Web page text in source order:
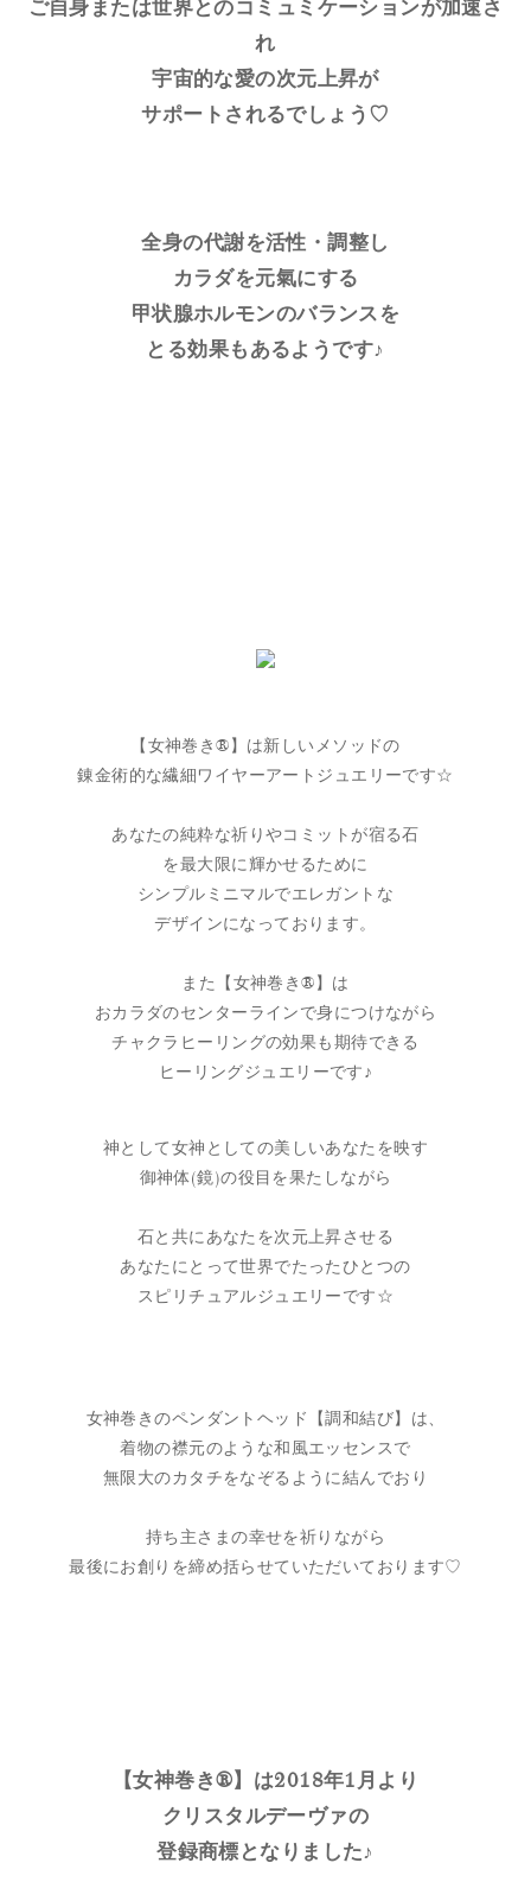
ご自身または世界とのコミュミケーションが加速さ
れ
宇宙的な愛の次元上昇が
サポートされるでしょう♡
全身の代謝を活性・調整し
カラダを元氣にする
甲状腺ホルモンのバランスを
とる効果もあるようです♪
【女神巻き®】は新しいメソッドの
錬金術的な繊細ワイヤーアートジュエリーです☆
あなたの純粋な祈りやコミットが宿る石
を最大限に輝かせるために
シンプルミニマルでエレガントな
デザインになっております。
また【女神巻き®】は
おカラダのセンターラインで身につけながら
チャクラヒーリングの効果も期待できる
ヒーリングジュエリーです♪
神として女神としての美しいあなたを映す
御神体(鏡)の役目を果たしながら
石と共にあなたを次元上昇させる
あなたにとって世界でたったひとつの
スピリチュアルジュエリーです☆
女神巻きのペンダントヘッド【調和結び】は、
着物の襟元のような和風エッセンスで
無限大のカタチをなぞるように結んでおり
持ち主さまの幸せを祈りながら
最後にお創りを締め括らせていただいております♡
【女神巻き®】は2018年1月より
クリスタルデーヴァの
登録商標となりました♪